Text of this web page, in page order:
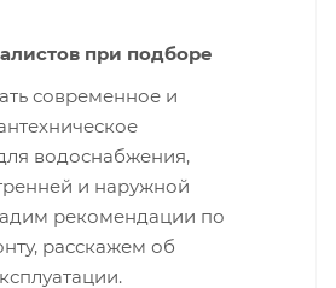
при подборе
современное и
водоснабжения,
и наружной
рекомендации по
расскажем об